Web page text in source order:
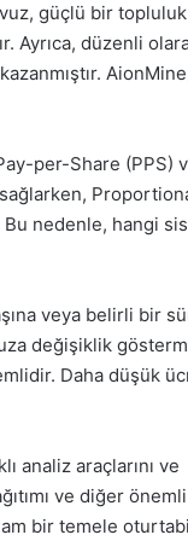
güçlü bir
Ayrıca, düzenli
per-Share (PPS)
nedenle, hangi
veya belirli bir
değişiklik
Daha düşük
analiz araçlarını ve
ve diğer önemli
bir temele